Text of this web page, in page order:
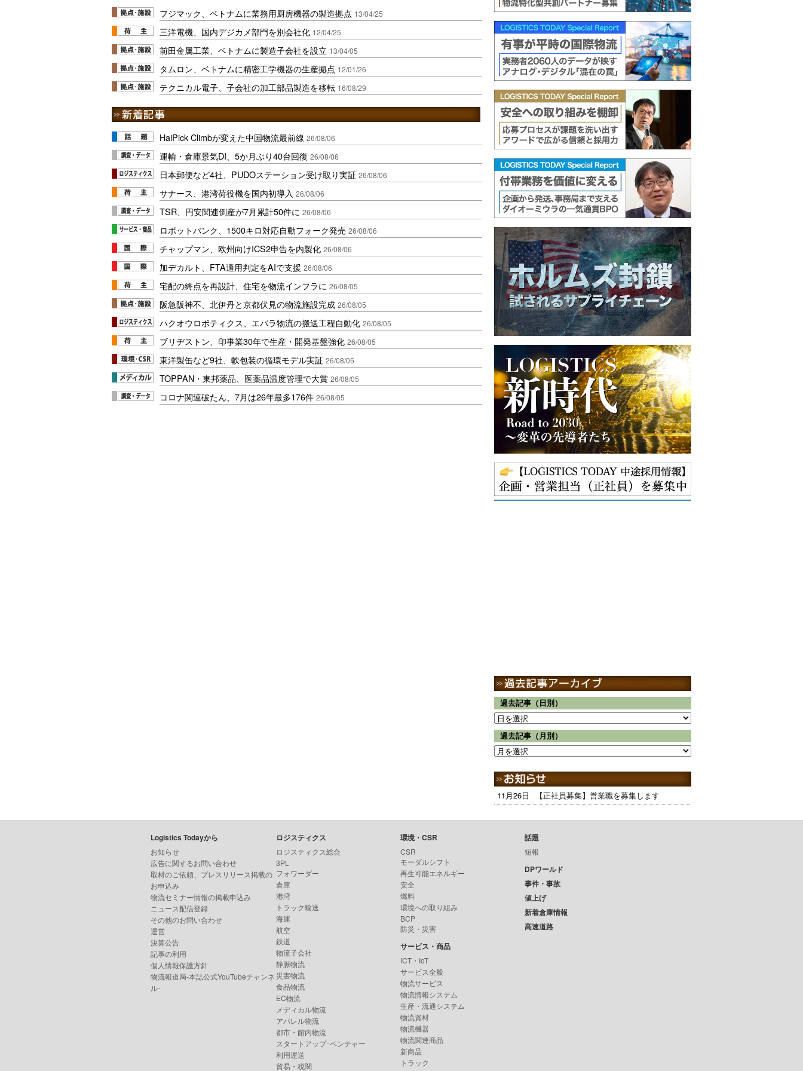
フジマック、ベトナムに業務用厨房機器の製造拠点 13/04/25
三洋電機、国内デジカメ部門を別会社化 12/04/25
前田金属工業、ベトナムに製造子会社を設立 13/04/05
タムロン、ベトナムに精密工学機器の生産拠点 12/01/26
テクニカル電子、子会社の加工部品製造を移転 16/08/29
HaiPick Climbが変えた中国物流最前線 26/08/06
運輸・倉庫景気DI、5か月ぶり40台回復 26/08/06
日本郵便など4社、PUDOステーション受け取り実証 26/08/06
サナース、港湾荷役機を国内初導入 26/08/06
TSR、円安関連倒産が7月累計50件に 26/08/06
ロボットバンク、1500キロ対応自動フォーク発売 26/08/06
チャップマン、欧州向けICS2申告を内製化 26/08/06
加デカルト、FTA適用判定をAIで支援 26/08/06
宅配の終点を再設計、住宅を物流インフラに 26/08/05
阪急阪神不、北伊丹と京都伏見の物流施設完成 26/08/05
ハクオウロボティクス、エバラ物流の搬送工程自動化 26/08/05
ブリヂストン、印事業30年で生産・開発基盤強化 26/08/05
東洋製缶など9社、軟包装の循環モデル実証 26/08/05
TOPPAN・東邦薬品、医薬品温度管理で大賞 26/08/05
コロナ関連破たん、7月は26年最多176件 26/08/05
過去記事（日別）
過去記事（月別）
11月26日 【正社員募集】営業職を募集します
Logistics Todayから
お知らせ
広告に関するお問い合わせ
取材のご依頼、プレスリリース掲載の
お申込み
物流セミナー情報の掲載申込み
ニュース配信登録
その他のお問い合わせ
運営
決算公告
記事の利用
個人情報保護方針
物流報道局-本誌公式YouTubeチャンネ
ル-
ロジスティクス
ロジスティクス総合
3PL
フォワーダー
倉庫
港湾
トラック輸送
海運
航空
鉄道
物流子会社
静脈物流
災害物流
食品物流
EC物流
メディカル物流
アパレル物流
都市・館内物流
スタートアップ･ベンチャー
利用運送
貿易・税関
環境・CSR
CSR
モーダルシフト
再生可能エネルギー
安全
燃料
環境への取り組み
BCP
防災・災害
サービス・商品
ICT・IoT
サービス全般
物流サービス
物流情報システム
生産・流通システム
物流資材
物流機器
物流関連商品
新商品
トラック
話題
短報
DPワールド
事件・事故
値上げ
新着倉庫情報
高速道路